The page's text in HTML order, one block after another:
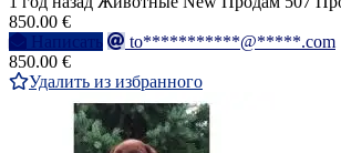
850.00 €
Написать
to***********@*****.com
850.00 €
Удалить из избранного